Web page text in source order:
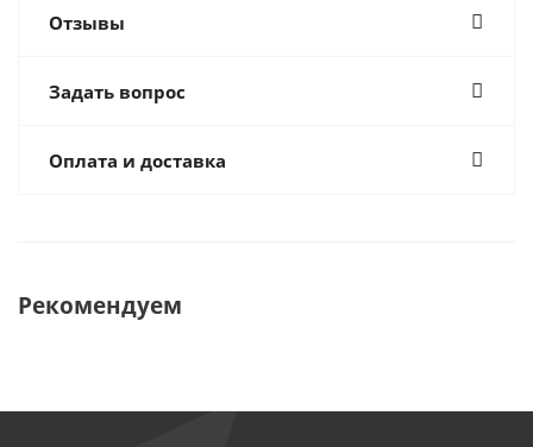
Отзывы
Задать вопрос
Оплата и доставка
Рекомендуем